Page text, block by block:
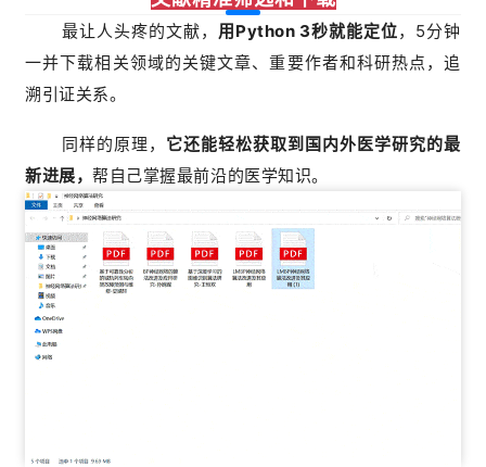
最让人头疼的文献， 用Python 3秒就能定位，5分钟
一并下载相关领域的关键文章、重要作者和科研热点，追
溯引证关系。
同样的原理， 它还能轻松获取到国内外医学研究的最
新进展，帮自己掌握最前沿的医学知识。